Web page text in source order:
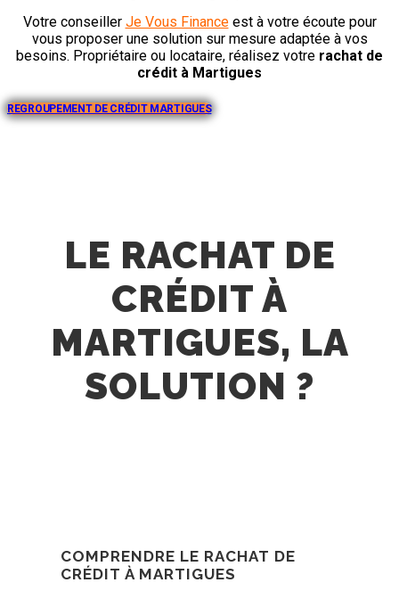
Votre conseiller Je Vous Financeest à votre écoute pour
vous proposer une solution sur mesure adaptée à vos
besoins. Propriétaire ou locataire, réalisez votre rachat de
crédit à Martigues
REGROUPEMENT DE CRÉDIT MARTIGUES
LE RACHAT DE
CRÉDIT À
MARTIGUES, LA
SOLUTION ?
COMPRENDRE LE RACHAT DE
CRÉDIT À MARTIGUES